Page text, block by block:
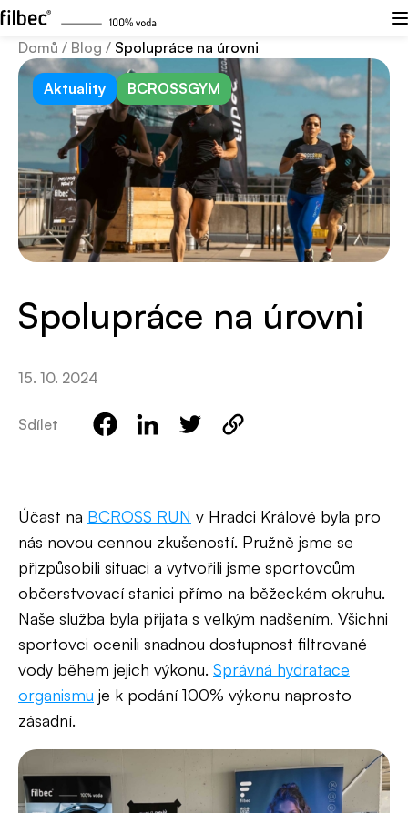
Domů / Blog / Spolupráce na úrovni
Aktuality BCROSSGYM
Spolupráce na úrovni
15. 10. 2024
Sdílet
Účast na BCROSS RUN v Hradci Králové byla pro
nás novou cennou zkušeností. Pružně jsme se
přizpůsobili situaci a vytvořili jsme sportovcům
občerstvovací stanici přímo na běžeckém okruhu.
Naše služba byla přijata s velkým nadšením. Všichni
sportovci ocenili snadnou dostupnost filtrované
vody během jejich výkonu. Správná hydratace
organismu je k podání 100% výkonu naprosto
zásadní.